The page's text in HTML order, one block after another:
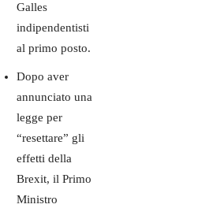
Galles
indipendentisti
al primo posto.
Dopo aver
annunciato una
legge per
“resettare” gli
effetti della
Brexit, il Primo
Ministro